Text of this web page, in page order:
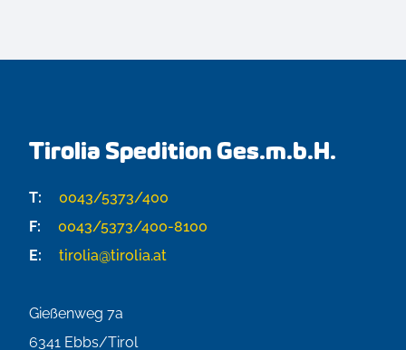
Tirolia Spedition Ges.m.b.H.
T:
0043/5373/400
F:
0043/5373/400-8100
E:
tirolia@tirolia.at
Gießenweg 7a
6341 Ebbs/Tirol